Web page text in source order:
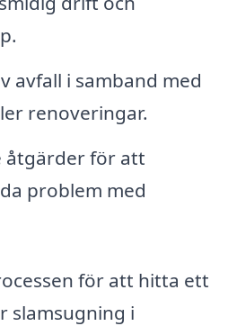
avfall i samband med
renoveringar.
åtgärder för att
problem med
för att hitta ett
slamsugning i